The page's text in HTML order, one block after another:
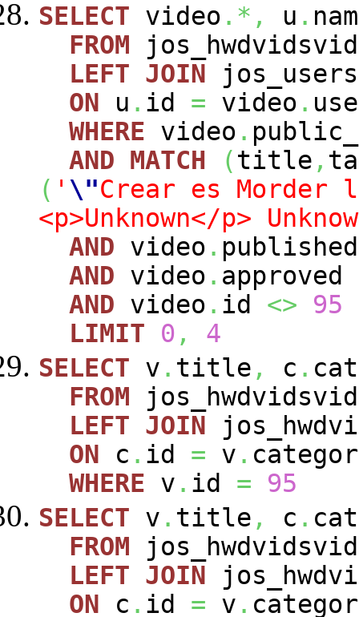
SELECT video .*, u .
FROM
LEFT JOIN
ON u . id = video .
WHERE video .
AND MATCH (title ,
( ' \"Crear es Morder
<p>Unknown</p>
AND video .
AND video . approved
AND video . id <>
95
LIMIT
0 ,
4
SELECT v . title , c .
FROM
LEFT JOIN
ON c . id = v .
WHERE v . id =
95
SELECT v . title , c .
FROM
LEFT JOIN
ON c . id = v .